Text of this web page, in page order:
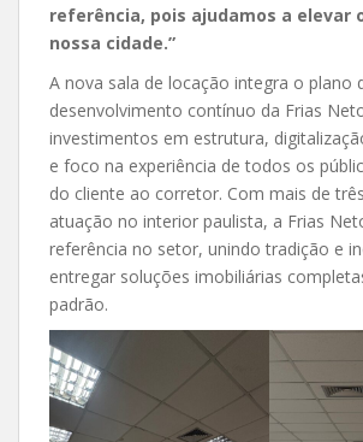
referência, pois ajudamos a elevar
nossa cidade.”
A nova sala de locação integra o plano
desenvolvimento contínuo da Frias
investimentos em estrutura,
e foco na experiência de todos os
do cliente ao corretor. Com mais de
atuação no interior paulista, a Frias
referência no setor, unindo tradição e
entregar soluções imobiliárias
padrão.